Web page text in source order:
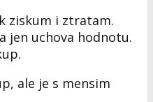
ziskum i ztratam.
jen uchova hodnotu.
ale je s mensim